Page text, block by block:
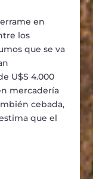
en
los
que se va
U$S 4.000
mercadería
cebada,
que el